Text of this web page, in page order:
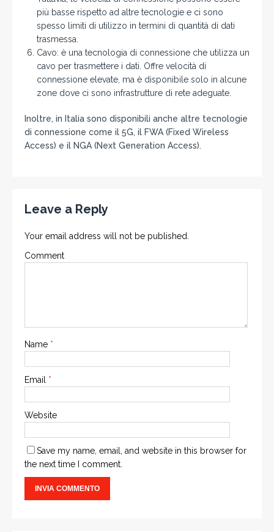
più basse rispetto ad altre tecnologie e ci sono
spesso limiti di utilizzo in termini di quantità di dati
trasmessa.
Cavo: è una tecnologia di connessione che utilizza un
cavo per trasmettere i dati. Offre velocità di
connessione elevate, ma è disponibile solo in alcune
zone dove ci sono infrastrutture di rete adeguate.
Inoltre, in Italia sono disponibili anche altre tecnologie
di connessione come il 5G, il FWA (Fixed Wireless
Access) e il NGA (Next Generation Access).
Leave a Reply
Your email address will not be published.
Comment
Name *
Email *
Website
Save my name, email, and website in this browser for
the next time I comment.